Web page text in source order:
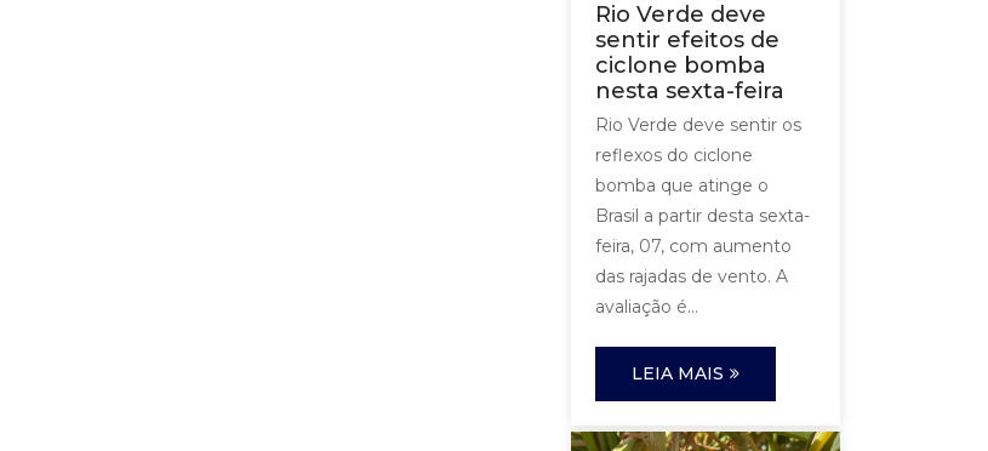
Rio Verde deve
sentir efeitos de
ciclone bomba
nesta sexta-feira
Rio Verde deve sentir os
reflexos do ciclone
bomba que atinge o
Brasil a partir desta sexta-
feira, 07, com aumento
das rajadas de vento. A
avaliação é...
LEIA MAIS